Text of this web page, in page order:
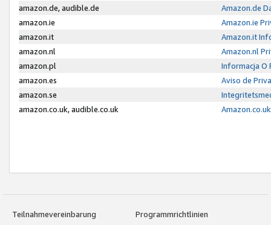
amazon.de, audible.de
Amazon.de
amazon.ie
Amazon.ie
amazon.it
Amazon.it
amazon.nl
Amazon.nl
amazon.pl
Informacja O
amazon.es
Aviso de
amazon.se
amazon.co.uk, audible.co.uk
Teilnahmevereinbarung
Programmrichtlinien